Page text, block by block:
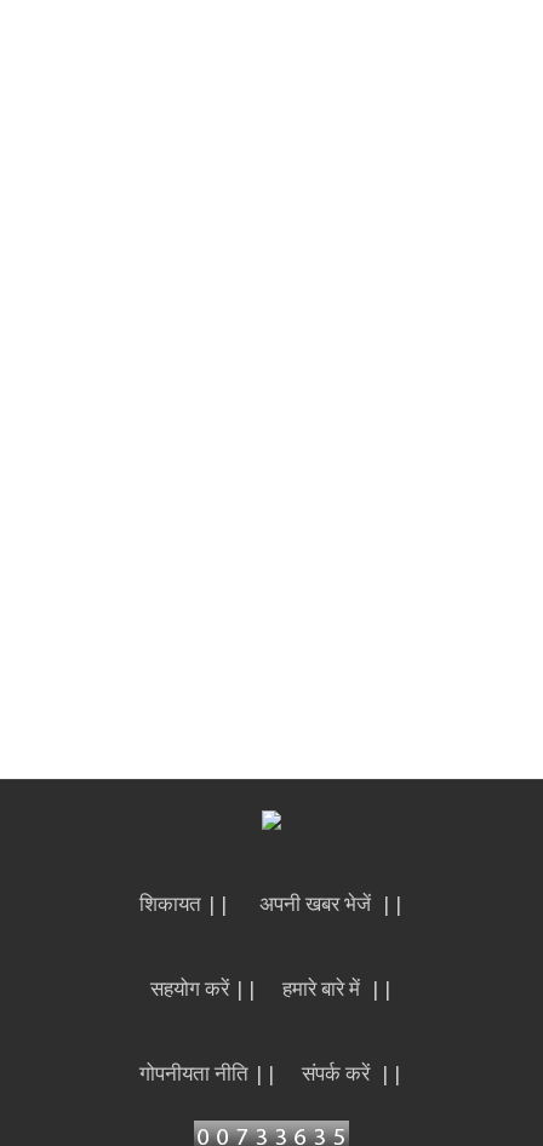
शिकायत || अपनी खबर भेजें ||
सहयोग करें || हमारे बारे में ||
गोपनीयता नीति || संपर्क करें ||